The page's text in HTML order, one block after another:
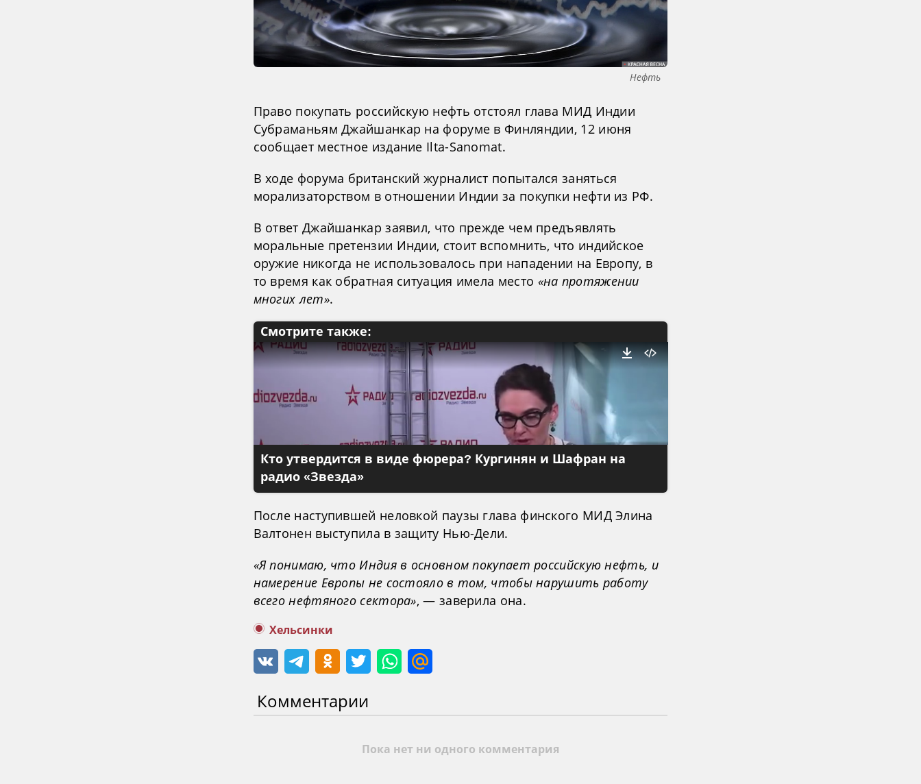
Нефть
Право покупать российскую нефть отстоял глава МИД Индии
Субраманьям Джайшанкар на форуме в Финляндии, 12 июня
сообщает местное издание Ilta-Sanomat.
В ходе форума британский журналист попытался заняться
морализаторством в отношении Индии за покупки нефти из РФ.
В ответ Джайшанкар заявил, что прежде чем предъявлять
моральные претензии Индии, стоит вспомнить, что индийское
оружие никогда не использовалось при нападении на Европу, в
то время как обратная ситуация имела место «на протяжении
многих лет».
Смотрите также:
Кто утвердится в виде фюрера? Кургинян и Шафран на
радио «Звезда»
После наступившей неловкой паузы глава финского МИД Элина
Валтонен выступила в защиту Нью-Дели.
«Я понимаю, что Индия в основном покупает российскую нефть, и
намерение Европы не состояло в том, чтобы нарушить работу
всего нефтяного сектора», — заверила она.
Хельсинки
Комментарии
Пока нет ни одного комментария